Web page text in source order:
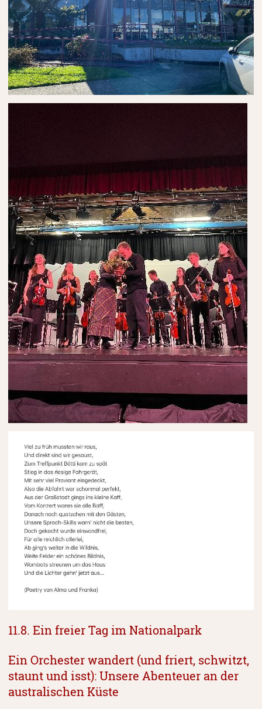
11.8. Ein freier Tag im Nationalpark
Ein Orchester wandert (und friert, schwitzt,
staunt und isst): Unsere Abenteuer an der
australischen Küste